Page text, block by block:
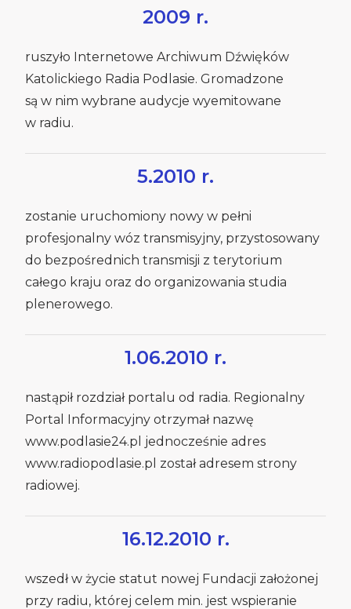
2009 r.
ruszyło Internetowe Archiwum Dźwięków
Katolickiego Radia Podlasie. Gromadzone
są w nim wybrane audycje wyemitowane
w radiu.
5.2010 r.
zostanie uruchomiony nowy w pełni
profesjonalny wóz transmisyjny, przystosowany
do bezpośrednich transmisji z terytorium
całego kraju oraz do organizowania studia
plenerowego.
1.06.2010 r.
nastąpił rozdział portalu od radia. Regionalny
Portal Informacyjny otrzymał nazwę
www.podlasie24.pl jednocześnie adres
www.radiopodlasie.pl został adresem strony
radiowej.
16.12.2010 r.
wszedł w życie statut nowej Fundacji założonej
przy radiu, której celem min. jest wspieranie